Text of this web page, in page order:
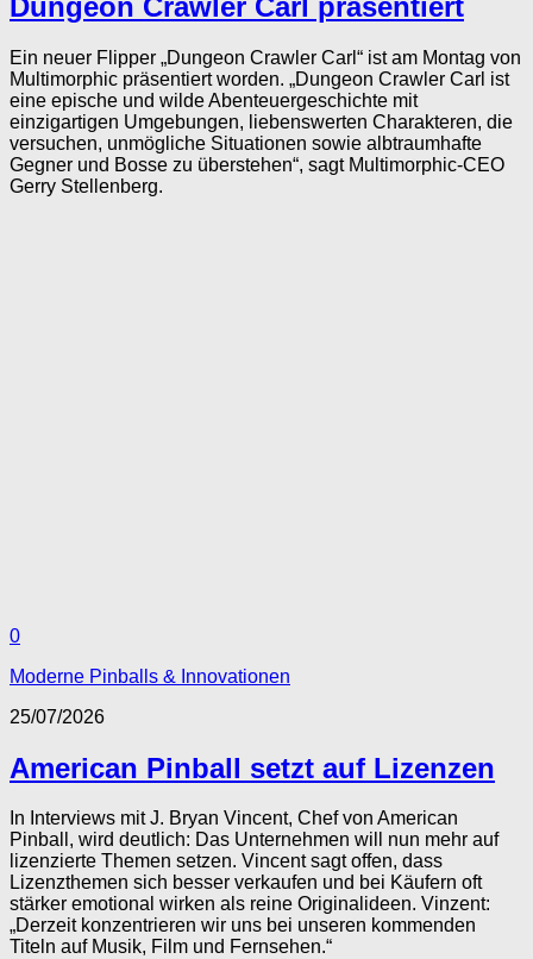
Ein neuer Flipper „Dungeon Crawler Carl“ ist am Montag von
Multimorphic präsentiert worden. „Dungeon Crawler Carl ist
eine epische und wilde Abenteuergeschichte mit
einzigartigen Umgebungen, liebenswerten Charakteren, die
versuchen, unmögliche Situationen sowie albtraumhafte
Gegner und Bosse zu überstehen“, sagt Multimorphic-CEO
Gerry Stellenberg.
0
Moderne Pinballs & Innovationen
25/07/2026
American Pinball setzt auf Lizenzen
In Interviews mit J. Bryan Vincent, Chef von American
Pinball, wird deutlich: Das Unternehmen will nun mehr auf
lizenzierte Themen setzen. Vincent sagt offen, dass
Lizenzthemen sich besser verkaufen und bei Käufern oft
stärker emotional wirken als reine Originalideen. Vinzent:
„Derzeit konzentrieren wir uns bei unseren kommenden
Titeln auf Musik, Film und Fernsehen.“